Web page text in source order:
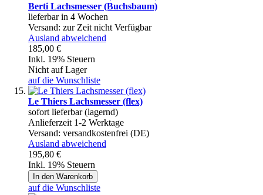
Berti Lachsmesser (Buchsbaum)
lieferbar in 4 Wochen
Versand: zur Zeit nicht Verfügbar
Ausland abweichend
185,00 €
Inkl. 19% Steuern
Nicht auf Lager
auf die Wunschliste
Le Thiers Lachsmesser (flex)
sofort lieferbar (lagernd)
Anlieferzeit 1-2 Werktage
Versand: versandkostenfrei (DE)
Ausland abweichend
195,80 €
Inkl. 19% Steuern
In den Warenkorb
auf die Wunschliste